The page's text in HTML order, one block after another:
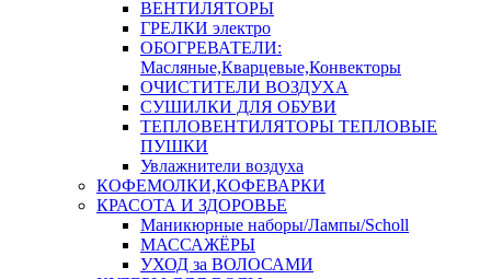
ВЕНТИЛЯТОРЫ
ГРЕЛКИ электро
ОБОГРЕВАТЕЛИ:
Масляные,Кварцевые,Конвекторы
ОЧИСТИТЕЛИ ВОЗДУХА
СУШИЛКИ ДЛЯ ОБУВИ
ТЕПЛОВЕНТИЛЯТОРЫ ТЕПЛОВЫЕ
ПУШКИ
Увлажнители воздуха
КОФЕМОЛКИ,КОФЕВАРКИ
КРАСОТА И ЗДОРОВЬЕ
Маникюрные наборы/Лампы/Scholl
МАССАЖЁРЫ
УХОД за ВОЛОСАМИ